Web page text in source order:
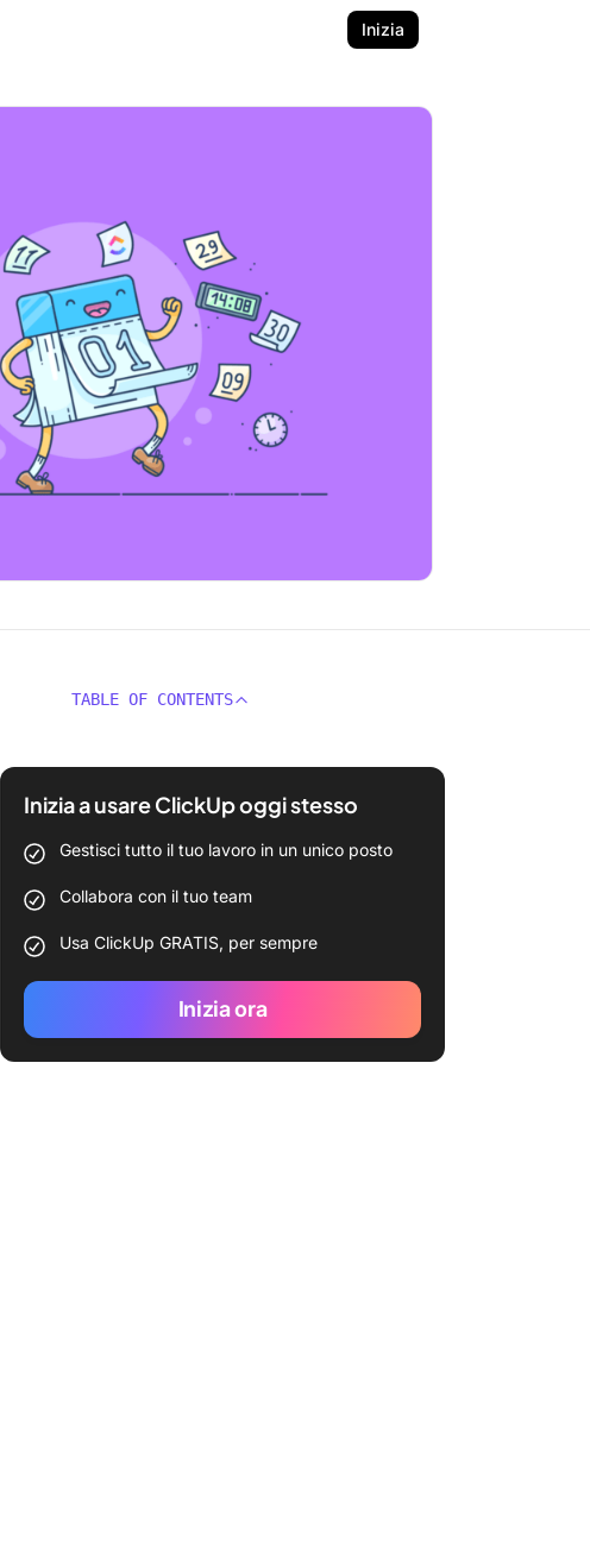
Inizia
TABLE OF CONTENTS
Inizia a usare ClickUp oggi stesso
Gestisci tutto il tuo lavoro in un unico posto
Collabora con il tuo team
Usa ClickUp GRATIS, per sempre
Inizia ora